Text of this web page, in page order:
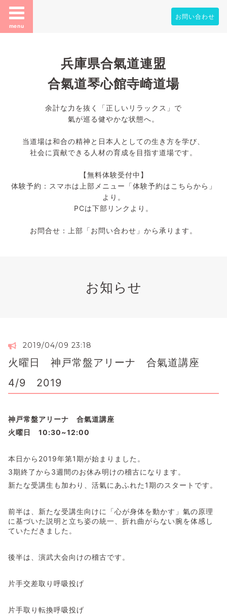
menu
お問い合わせ
兵庫県合氣道連盟
合氣道琴心館寺崎道場
余計な力を抜く「正しいリラックス」で
氣が巡る健やかな状態へ。
当道場は和合の精神と日本人としての生き方を学び、
社会に貢献できる人材の育成を目指す道場です。
【無料体験受付中】
体験予約：スマホは上部メニュー「体験予約はこちらから」
より。
PCは下部リンクより。
お問合せ：上部「お問い合わせ」から承ります。
お知らせ
2019/04/09 23:18
火曜日 神戸常盤アリーナ 合氣道講座
4/9 2019
神戸常盤アリーナ 合氣道講座
火曜日 10:30~12:00
本日から2019年第1期が始まりました。
3期終了から3週間のお休み明けの稽古になります。
新たな受講生も加わり、活氣にあふれた1期のスタートです。
前半は、新たな受講生向けに「心が身体を動かす」氣の原理
に基づいた説明と立ち姿の統一、折れ曲がらない腕を体感し
ていただきました。
後半は、演武大会向けの稽古です。
片手交差取り呼吸投げ
片手取り転換呼吸投げ